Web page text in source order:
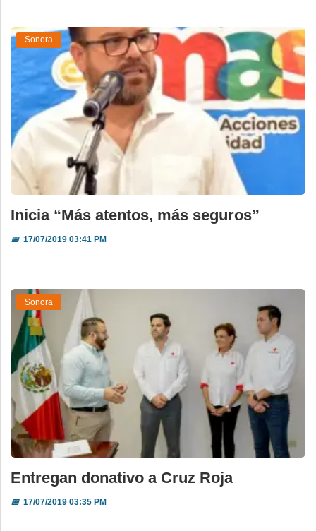
Sonora
Inicia “Más atentos, más seguros”
📅17/07/2019 03:41 PM
Sonora
Entregan donativo a Cruz Roja
📅17/07/2019 03:35 PM